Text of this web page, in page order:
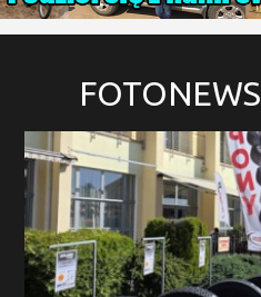
FOTONEWS